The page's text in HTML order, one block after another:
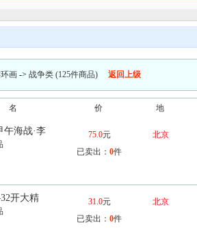
画 -> 战争类 (125件商品) 返回上级
名 价 地
午海战·李 75.0元
已卖出： 0件
北京
开大精 31.0元
已卖出： 0件
北京